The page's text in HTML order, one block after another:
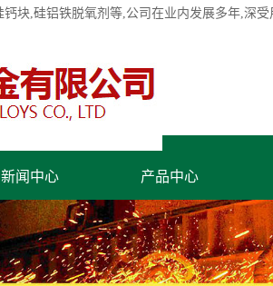
钙块,硅铝铁脱氧剂等,公司在业内发展多年,深
新闻中心 产品中心